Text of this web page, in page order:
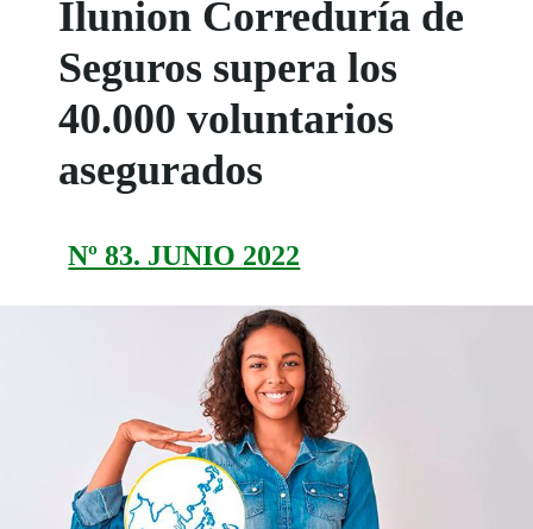
Ilunion Correduría de
Seguros supera los
40.000 voluntarios
asegurados
Nº 83. JUNIO 2022